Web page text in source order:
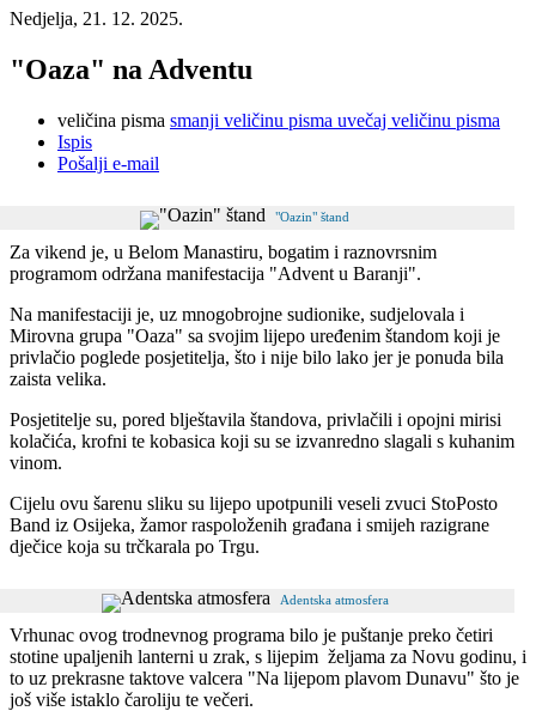
Nedjelja, 21. 12. 2025.
"Oaza" na Adventu
veličina pisma smanji veličinu pisma uvečaj veličinu pisma
Ispis
Pošalji e-mail
"Oazin" štand
Za vikend je, u Belom Manastiru, bogatim i raznovrsnim
programom održana manifestacija "Advent u Baranji".
Na manifestaciji je, uz mnogobrojne sudionike, sudjelovala i
Mirovna grupa "Oaza" sa svojim lijepo uređenim štandom koji je
privlačio poglede posjetitelja, što i nije bilo lako jer je ponuda bila
zaista velika.
Posjetitelje su, pored blještavila štandova, privlačili i opojni mirisi
kolačića, krofni te kobasica koji su se izvanredno slagali s kuhanim
vinom.
Cijelu ovu šarenu sliku su lijepo upotpunili veseli zvuci StoPosto
Band iz Osijeka, žamor raspoloženih građana i smijeh razigrane
dječice koja su trčkarala po Trgu.
Adentska atmosfera
Vrhunac ovog trodnevnog programa bilo je puštanje preko četiri
stotine upaljenih lanterni u zrak, s lijepim željama za Novu godinu, i
to uz prekrasne taktove valcera "Na lijepom plavom Dunavu" što je
još više istaklo čaroliju te večeri.